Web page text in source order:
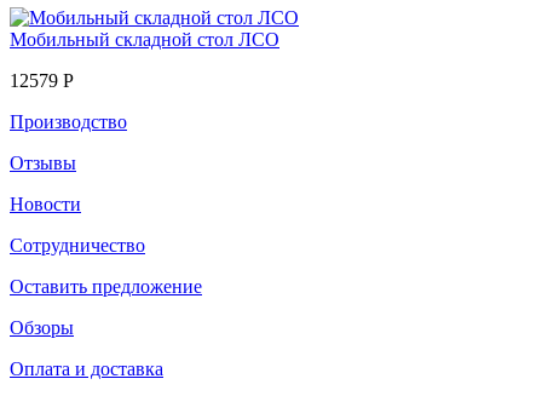
Мобильный складной стол ЛСО
12579 Р
Производство
Отзывы
Новости
Сотрудничество
Оставить предложение
Обзоры
Оплата и доставка